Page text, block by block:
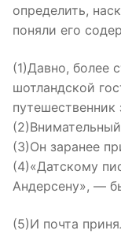
определить,
поняли его
(1)Давно, более
шотландской
(3)Он заранее
(4)«Датскому
Андерсену», —
(5)И почта